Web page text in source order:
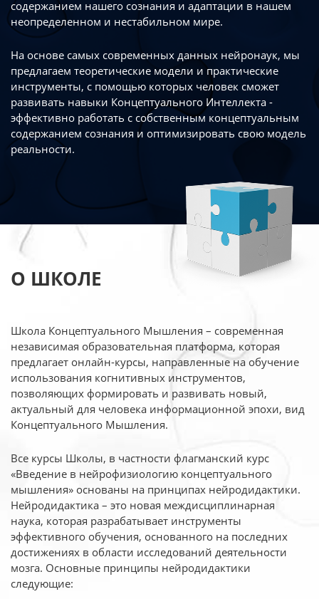
содержанием нашего сознания и адаптации в нашем
неопределенном и нестабильном мире.
На основе самых современных данных нейронаук, мы
предлагаем теоретические модели и практические
инструменты, с помощью которых человек сможет
развивать навыки Концептуального Интеллекта -
эффективно работать с собственным концептуальным
содержанием сознания и оптимизировать свою модель
реальности.
О ШКОЛЕ
Школа Концептуального Мышления – современная
независимая образовательная платформа, которая
предлагает онлайн-курсы, направленные на обучение
использования когнитивных инструментов,
позволяющих формировать и развивать новый,
актуальный для человека информационной эпохи, вид
Концептуального Мышления.
Все курсы Школы, в частности флагманский курс
«Введение в нейрофизиологию концептуального
мышления» основаны на принципах нейродидактики.
Нейродидактика – это новая междисциплинарная
наука, которая разрабатывает инструменты
эффективного обучения, основанного на последних
достижениях в области исследований деятельности
мозга. Основные принципы нейродидактики
следующие: